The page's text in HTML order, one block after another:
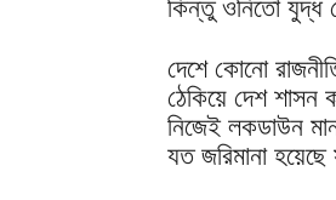
কিন্তু ওনিতো যুদ্ধ
দেশে কোনো
ঠেকিয়ে দেশ
নিজেই লকডাউন
যত জরিমানা